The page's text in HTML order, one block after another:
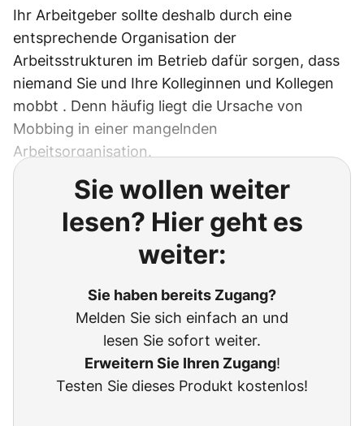
Ihr Arbeitgeber sollte deshalb durch eine
entsprechende Organisation der
Arbeitsstrukturen im Betrieb dafür sorgen, dass
niemand Sie und Ihre Kolleginnen und Kollegen
mobbt . Denn häufig liegt die Ursache von
Mobbing in einer mangelnden
Arbeitsorganisation.
Sie wollen weiter
lesen? Hier geht es
weiter:
Sie haben bereits Zugang?
Melden Sie sich einfach an und
lesen Sie sofort weiter.
Erweitern Sie Ihren Zugang!
Testen Sie dieses Produkt kostenlos!